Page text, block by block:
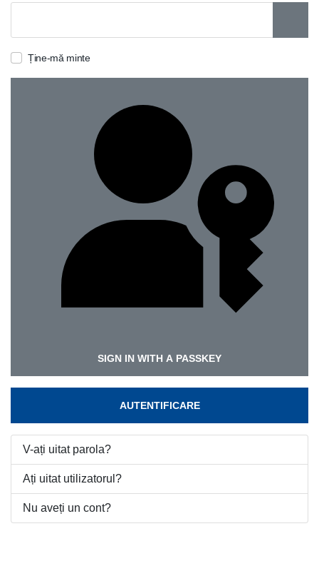
Ține-mă minte
SIGN IN WITH A PASSKEY
AUTENTIFICARE
V-ați uitat parola?
Ați uitat utilizatorul?
Nu aveți un cont?